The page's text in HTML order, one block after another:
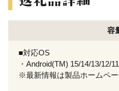
容
■対応OS
・Android(TM) 15/14/13/12/
※最新情報は製品ホームペー